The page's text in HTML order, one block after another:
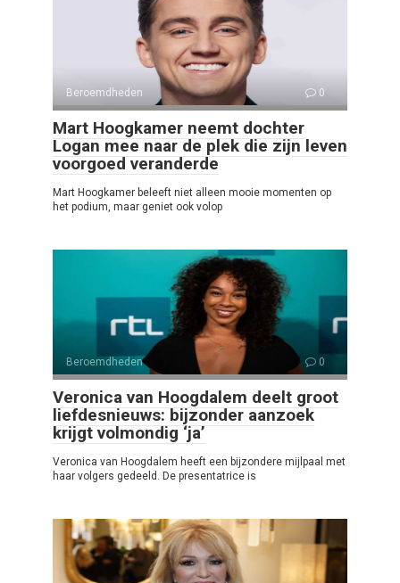
Beroemdheden 0
Mart Hoogkamer neemt dochter
Logan mee naar de plek die zijn leven
voorgoed veranderde
Mart Hoogkamer beleeft niet alleen mooie momenten op
het podium, maar geniet ook volop
Beroemdheden 0
Veronica van Hoogdalem deelt groot
liefdesnieuws: bijzonder aanzoek
krijgt volmondig ‘ja’
Veronica van Hoogdalem heeft een bijzondere mijlpaal met
haar volgers gedeeld. De presentatrice is